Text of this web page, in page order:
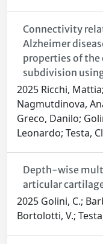
Connectivity
Alzheimer
properties of
subdivision
2025 Ricchi,
Nagmutdinova,
Greco, Danilo;
Leonardo; Testa,
Depth-wise
articular
2025 Golini, C.;
Bortolotti, V.;